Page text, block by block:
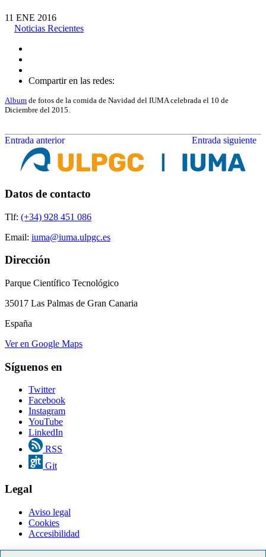
11 ENE 2016
Noticias Recientes
Compartir en las redes:
Album de fotos de la comida de Navidad del IUMA celebrada el 10 de
Diciembre del 2015.
Entrada anterior Entrada siguiente
Datos de contacto
Tlf: (+34) 928 451 086
Email: iuma@iuma.ulpgc.es
Dirección
Parque Científico Tecnológico
35017 Las Palmas de Gran Canaria
España
Ver en Google Maps
Síguenos en
Twitter
Facebook
Instagram
YouTube
LinkedIn
RSS
Git
Legal
Aviso legal
Cookies
Accesibilidad